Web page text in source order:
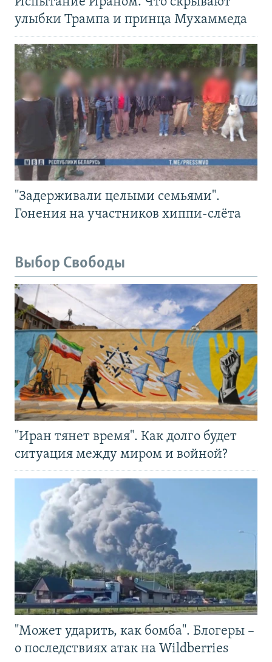
улыбки Трампа и принца Мухаммеда
"Задерживали целыми семьями".
Гонения на участников хиппи-слёта
Выбор Свободы
"Иран тянет время". Как долго будет
ситуация между миром и войной?
"Может ударить, как бомба". Блогеры –
о последствиях атак на Wildberries